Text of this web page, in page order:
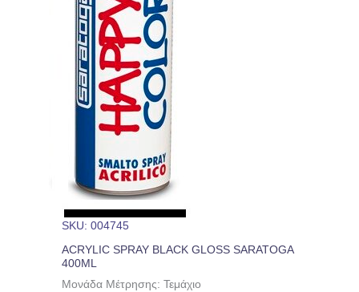
SKU: 004745
ACRYLIC SPRAY BLACK GLOSS SARATOGA
400ML
Μονάδα Μέτρησης: Τεμάχιο